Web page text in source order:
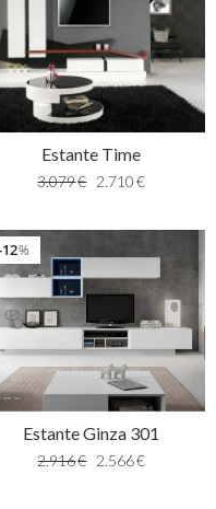
Estante Time
3.079€ 2.710 €
%
12
Estante Ginza 301
2.916€ 2.566€